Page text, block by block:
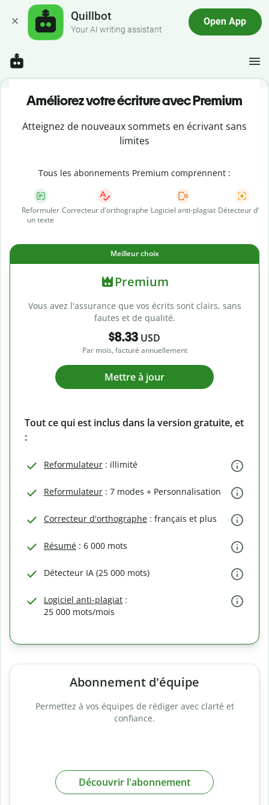
Quillbot
Your AI writing assistant
Open App
Améliorez votre écriture avec Premium
Atteignez de nouveaux sommets en écrivant sans
limites
Tous les abonnements Premium comprennent :
Reformuler
un texte
Correcteur d'orthographe Logiciel anti-plagiat Détecteur d'IA
Meilleur choix
Premium
Vous avez l'assurance que vos écrits sont clairs, sans
fautes et de qualité.
$8.33 USD
Par mois, facturé annuellement
Mettre à jour
Tout ce qui est inclus dans la version gratuite, et
:
Reformulateur : illimité
Reformulateur : 7 modes + Personnalisation
Correcteur d'orthographe : français et plus
Résumé : 6 000 mots
Détecteur IA (25 000 mots)
Logiciel anti-plagiat :
25 000 mots/mois
Abonnement d'équipe
Permettez à vos équipes de rédiger avec clarté et
confiance.
Découvrir l'abonnement